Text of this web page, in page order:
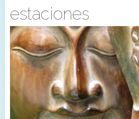
estaciones